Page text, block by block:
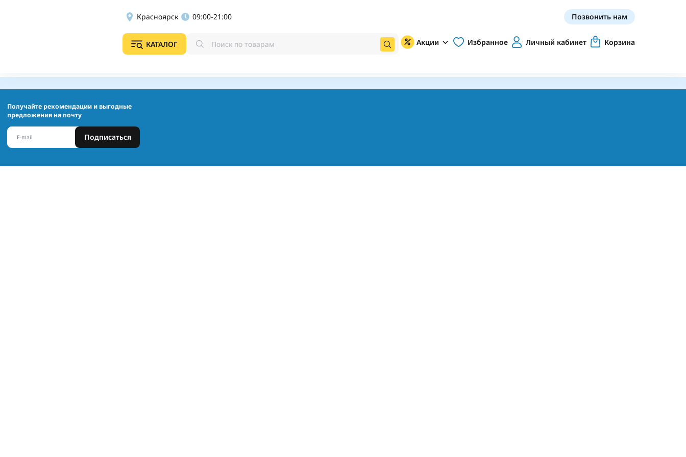
Красноярск 09:00-21:00 Позвонить нам
КАТАЛОГ Акции Избранное Личный кабинет Корзина
Получайте рекомендации и выгодные
предложения на почту
Подписаться